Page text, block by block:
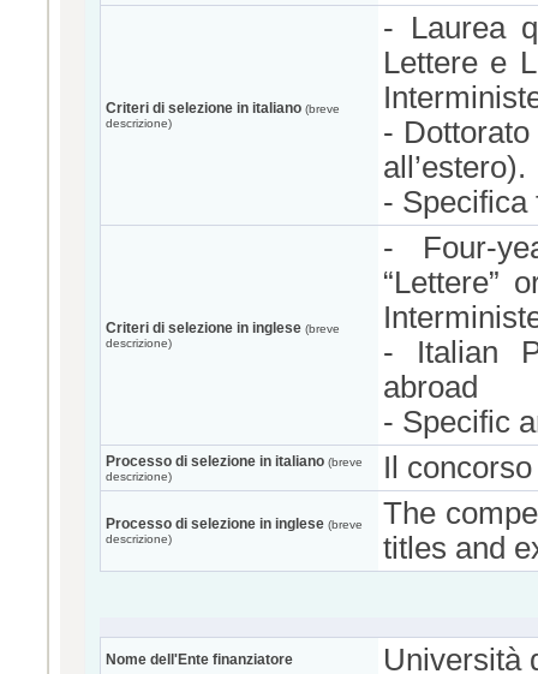
Criteri di selezione in italiano (breve
descrizione)
- Laurea
Lettere e
-
all’estero).
- Specifica
Criteri di selezione in inglese (breve
descrizione)
- Four-
“Lettere”
- Italian
abroad
- Specific
Processo di selezione in italiano (breve
descrizione)
Il
Processo di selezione in inglese (breve
descrizione)
The
titles and
Nome dell'Ente finanziatore Università